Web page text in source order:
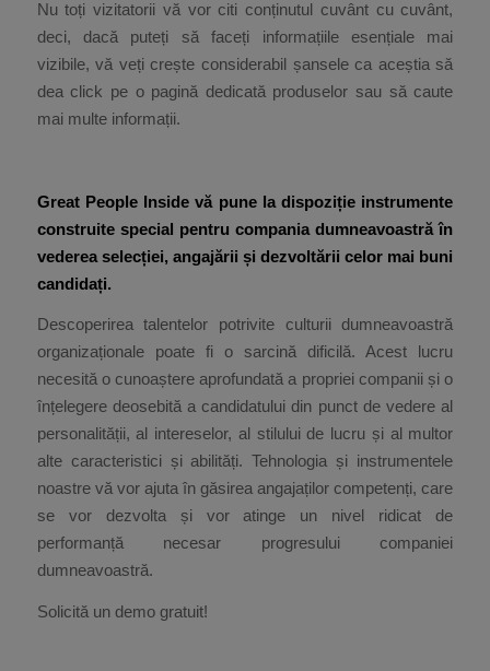
Nu toți vizitatorii vă vor citi conținutul cuvânt cu cuvânt,
deci, dacă puteți să faceți informațiile esențiale mai
vizibile, vă veți crește considerabil șansele ca aceștia să
dea click pe o pagină dedicată produselor sau să caute
mai multe informații.
Great People Inside vă pune la dispoziție instrumente
construite special pentru compania dumneavoastră în
vederea selecției, angajării și dezvoltării celor mai buni
candidați.
Descoperirea talentelor potrivite culturii dumneavoastră
organizaționale poate fi o sarcină dificilă. Acest lucru
necesită o cunoaștere aprofundată a propriei companii și o
înțelegere deosebită a candidatului din punct de vedere al
personalității, al intereselor, al stilului de lucru și al multor
alte caracteristici și abilități. Tehnologia și instrumentele
noastre vă vor ajuta în găsirea angajaților competenți, care
se vor dezvolta și vor atinge un nivel ridicat de
performanță necesar progresului companiei
dumneavoastră.
Solicită un demo gratuit!